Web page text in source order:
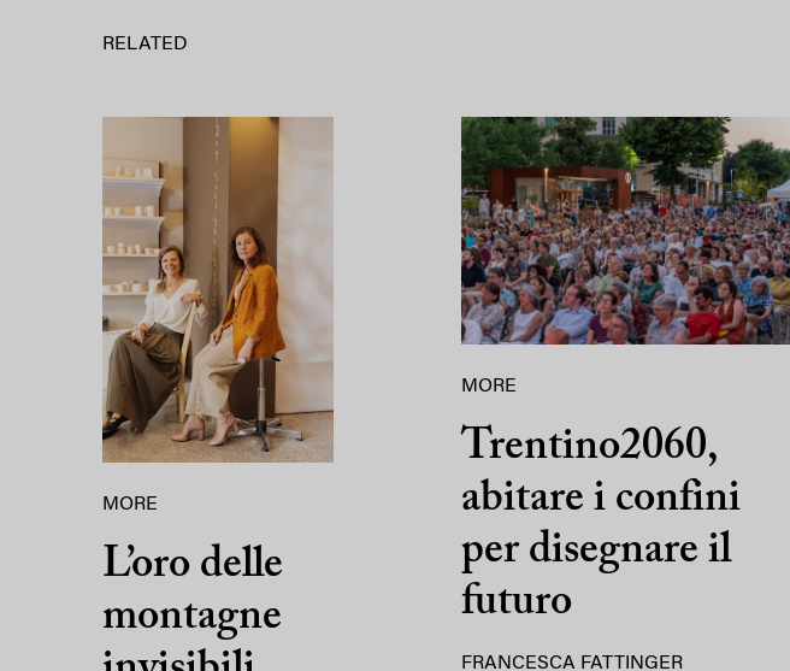
RELATED
MORE
L’oro delle
montagne
MORE
Trentino2060,
abitare i confini
per disegnare il
futuro
FRANCESCA FATTINGER